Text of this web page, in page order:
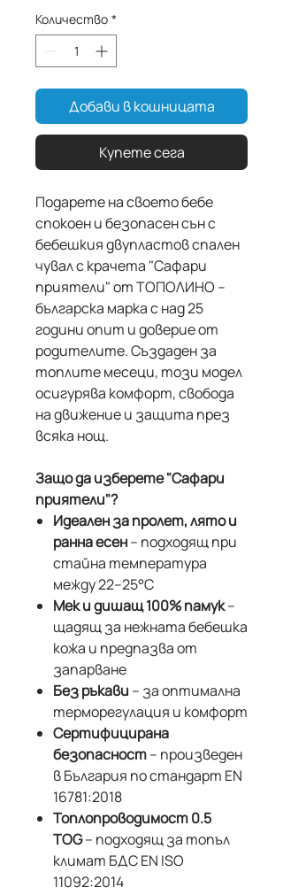
Количество *
Добави в кошницата
Купете сега
Подарете на своето бебе
спокоен и безопасен сън с
бебешкия двупластов спален
чувал с крачета "Сафари
приятели" от ТОПОЛИНО –
българска марка с над 25
години опит и доверие от
родителите. Създаден за
топлите месеци, този модел
осигурява комфорт, свобода
на движение и защита през
всяка нощ.
Защо да изберете "Сафари
приятели"?
Идеален за пролет, лято и
ранна есен– подходящ при
стайна температура
между 22–25°С
Мек и дишащ 100% памук–
щадящ за нежната бебешка
кожа и предпазва от
запарване
Без ръкави – за оптимална
терморегулация и комфорт
Сертифицирана
безопасност– произведен
в България по стандарт EN
16781:2018
Топлопроводимост 0.5
TOG– подходящ за топъл
климат БДС EN ISO
11092:2014